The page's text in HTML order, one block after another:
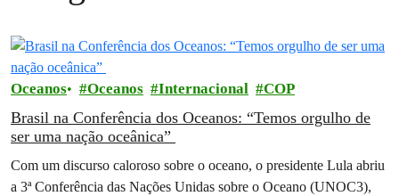
Oceanos Oceanos Internacional COP
Brasil na Conferência dos Oceanos: “Temos orgulho de
ser uma nação oceânica”
Com um discurso caloroso sobre o oceano, o presidente Lula abriu
a 3ª Conferência das Nações Unidas sobre o Oceano (UNOC3),